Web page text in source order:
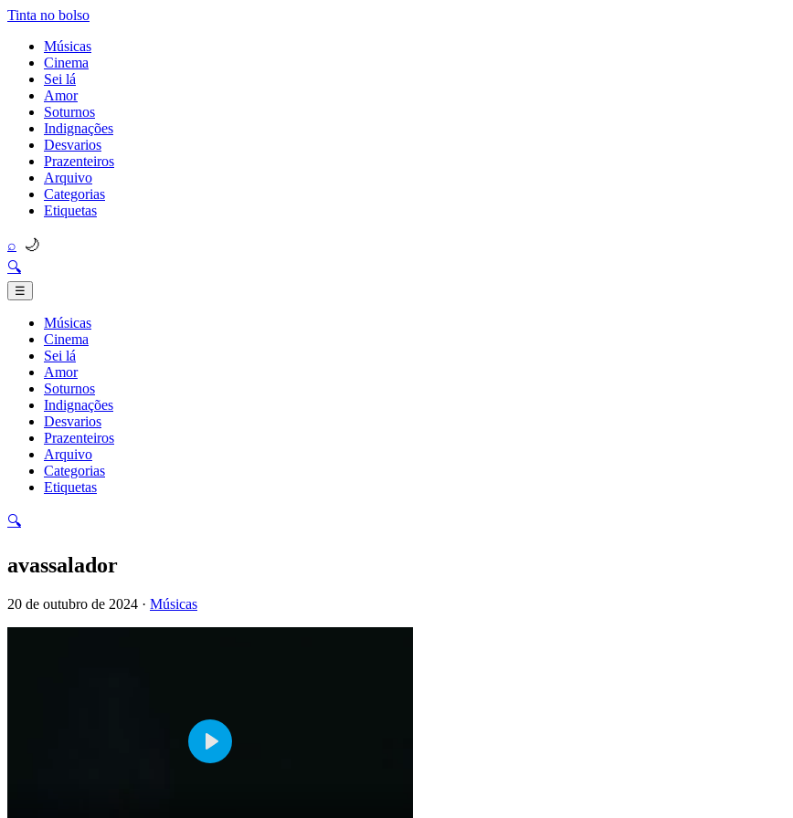
Tinta no bolso
Músicas
Cinema
Sei lá
Amor
Soturnos
Indignações
Desvarios
Prazenteiros
Arquivo
Categorias
Etiquetas
⌕ 🌙
🔍
☰
Músicas
Cinema
Sei lá
Amor
Soturnos
Indignações
Desvarios
Prazenteiros
Arquivo
Categorias
Etiquetas
🔍
avassalador
20 de outubro de 2024 · Músicas
Play